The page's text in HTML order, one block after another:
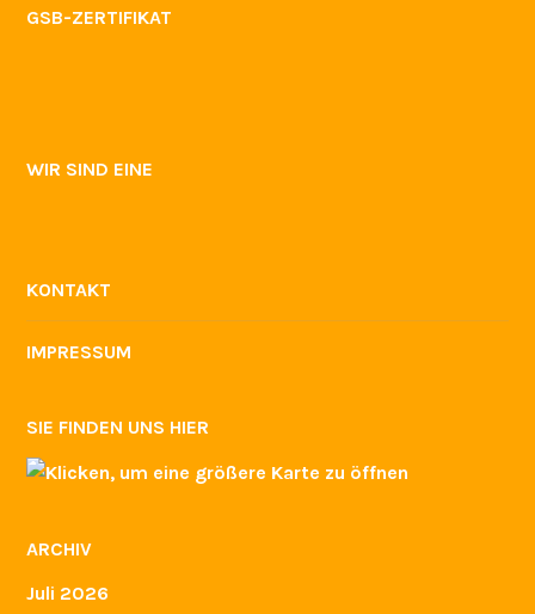
GSB-ZERTIFIKAT
WIR SIND EINE
KONTAKT
IMPRESSUM
SIE FINDEN UNS HIER
ARCHIV
Juli 2026